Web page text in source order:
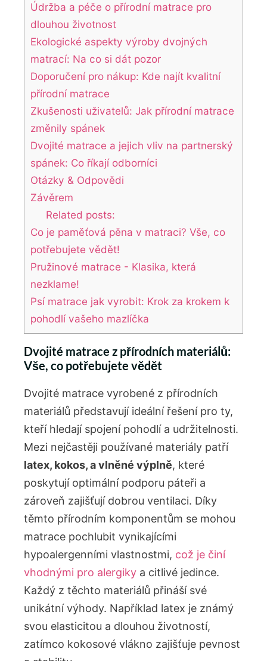
Údržba a péče o přírodní matrace pro
dlouhou‌ životnost
Ekologické ⁤aspekty výroby dvojných
matrací: Na co si⁢ dát ⁢pozor
Doporučení pro nákup:⁤ Kde najít kvalitní
přírodní matrace
Zkušenosti uživatelů: Jak přírodní matrace
změnily spánek
Dvojité matrace a jejich‍ vliv na partnerský
spánek: Co ​říkají​ odborníci
Otázky & Odpovědi
Závěrem
Related posts:
Co je paměťová pěna v matraci? Vše, co
potřebujete vědět!
Pružinové matrace - Klasika, která
nezklame!
Psí matrace jak vyrobit: Krok za krokem k
pohodlí vašeho mazlíčka
Dvojité matrace z přírodních materiálů:
⁤Vše, co potřebujete vědět
Dvojité matrace vyrobené z⁣ přírodních
materiálů představují ideální řešení pro ‌ty,
kteří hledají spojení pohodlí a udržitelnosti.‍
Mezi⁤ nejčastěji používané ⁤materiály patří
latex, kokos, a vlněné výplně, které
poskytují optimální podporu páteři a
⁣zároveň ⁣zajišťují dobrou ventilaci. Díky
těmto ‍přírodním komponentům se mohou
matrace pochlubit vynikajícími
hypoalergenními vlastnostmi, což je činí
vhodnými pro alergiky a ⁤citlivé⁢ jedince.
Každý z těchto materiálů přináší své
unikátní výhody. Například latex je známý
svou elasticitou a dlouhou ‍životností,
‍zatímco ​kokosové vlákno zajišťuje pevnost